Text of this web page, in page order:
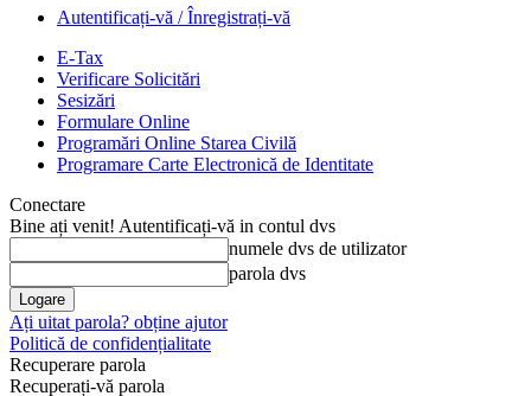
Autentificați-vă / Înregistrați-vă
E-Tax
Verificare Solicitări
Sesizări
Formulare Online
Programări Online Starea Civilă
Programare Carte Electronică de Identitate
Conectare
Bine ați venit! Autentificați-vă in contul dvs
numele dvs de utilizator
parola dvs
Ați uitat parola? obține ajutor
Politică de confidențialitate
Recuperare parola
Recuperați-vă parola